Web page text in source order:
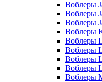
Воблеры
Воблеры
Воблеры
Воблеры
Воблеры
Воблеры
Воблеры
Воблеры
Воблеры